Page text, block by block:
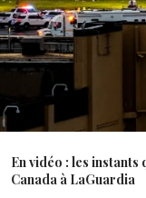
En vidéo : les
Canada à LaGuardia